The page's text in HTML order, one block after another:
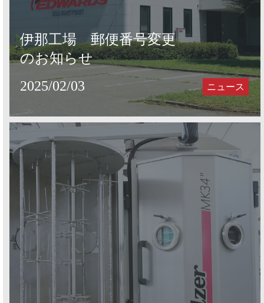
伊那工場 郵便番号変更
のお知らせ
2025/02/03
ニュース